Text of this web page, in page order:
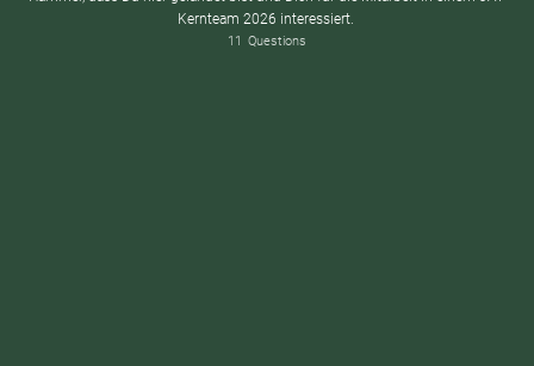
Kernteam 2026 interessiert.
11 Questions